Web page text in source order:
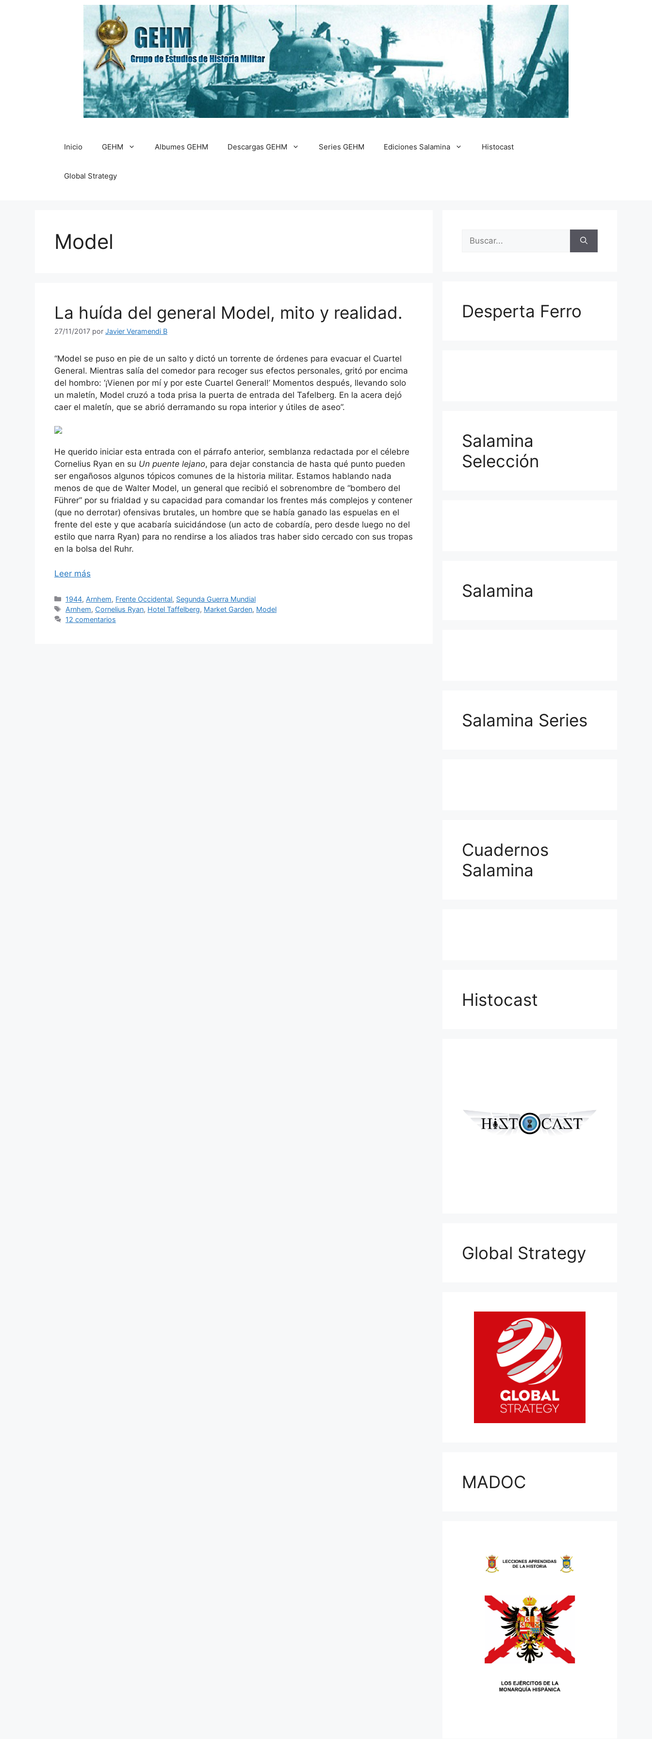
Inicio GEHM Albumes GEHM Descargas GEHM Series GEHM Ediciones Salamina Histocast
Global Strategy
Model
La huída del general Model, mito y realidad.
27/11/2017 por Javier Veramendi B
“Model se puso en pie de un salto y dictó un torrente de órdenes para evacuar el Cuartel
General. Mientras salía del comedor para recoger sus efectos personales, gritó por encima
del hombro: ‘¡Vienen por mí y por este Cuartel General!’ Momentos después, llevando solo
un maletín, Model cruzó a toda prisa la puerta de entrada del Tafelberg. En la acera dejó
caer el maletín, que se abrió derramando su ropa interior y útiles de aseo”.
He querido iniciar esta entrada con el párrafo anterior, semblanza redactada por el célebre
Cornelius Ryan en su Un puente lejano, para dejar constancia de hasta qué punto pueden
ser engañosos algunos tópicos comunes de la historia militar. Estamos hablando nada
menos de que de Walter Model, un general que recibió el sobrenombre de “bombero del
Führer” por su frialdad y su capacidad para comandar los frentes más complejos y contener
(que no derrotar) ofensivas brutales, un hombre que se había ganado las espuelas en el
frente del este y que acabaría suicidándose (un acto de cobardía, pero desde luego no del
estilo que narra Ryan) para no rendirse a los aliados tras haber sido cercado con sus tropas
en la bolsa del Ruhr.
Leer más
Categorías
1944, Arnhem, Frente Occidental, Segunda Guerra Mundial
Etiquetas
Arnhem, Cornelius Ryan, Hotel Taffelberg, Market Garden, Model
12 comentarios
Buscar:
Desperta Ferro
Salamina
Selección
Salamina
Salamina Series
Cuadernos
Salamina
Histocast
Global Strategy
MADOC